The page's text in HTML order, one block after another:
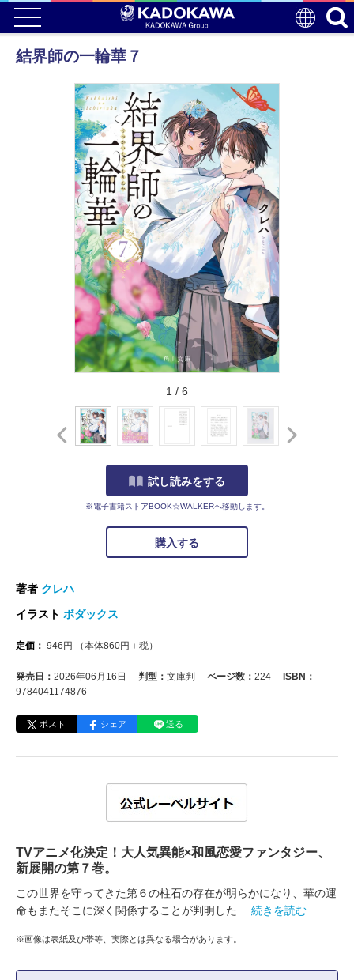
結界師の一輪華７
1 / 6
試し読みをする
※電子書籍ストアBOOK☆WALKERへ移動します。
購入する
著者 クレハ
イラスト ボダックス
定価： 946 円 （本体860円＋税）
発売日： 2026年06月16日 判型： 文庫判 ページ数： 224
ISBN：
9784041174876
ポスト シェア 送る
TVアニメ化決定！大人気異能×和風恋愛ファンタジー、
新展開の第７巻。
この世界を守ってきた第６の柱石の存在が明らかになり、華の運
命もまたそこに深く関係することが判明した
…続きを読む
※画像は表紙及び帯等、実際とは異なる場合があります。